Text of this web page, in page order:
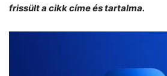
frissült a cikk címe és tartalma.